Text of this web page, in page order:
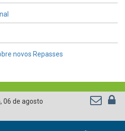
novos Repasses
, 06 de agosto